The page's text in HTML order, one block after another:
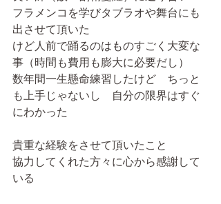
フラメンコを学びタブラオや舞台にも
出させて頂いた
けど人前で踊るのはものすごく大変な
事（時間も費用も膨大に必要だし）
数年間一生懸命練習したけど　ちっと
も上手じゃないし　自分の限界はすぐ
にわかった
貴重な経験をさせて頂いたこと
協力してくれた方々に心から感謝して
いる